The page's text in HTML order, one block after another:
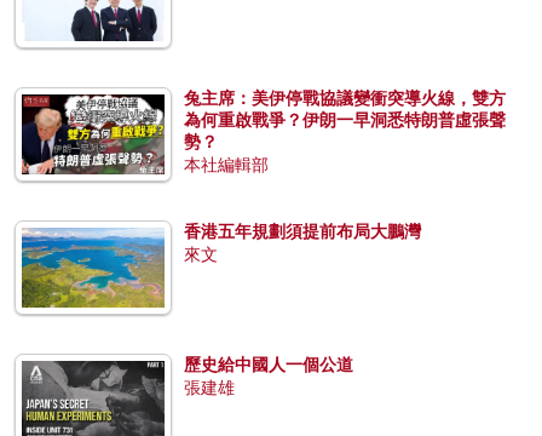
兔主席：美伊停戰協議變衝突導火線，雙方
為何重啟戰爭？伊朗一早洞悉特朗普虛張聲
勢？
本社編輯部
香港五年規劃須提前布局大鵬灣
來文
歷史給中國人一個公道
張建雄